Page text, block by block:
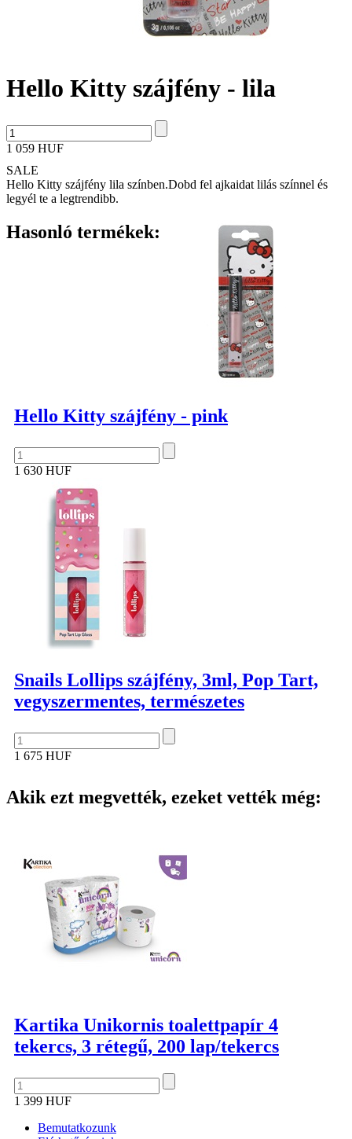
Hello Kitty szájfény - lila
1 059 HUF
SALE
Hello Kitty szájfény lila színben.Dobd fel ajkaidat lilás színnel és
legyél te a legtrendibb.
Hasonló termékek:
Hello Kitty szájfény - pink
1 630 HUF
Snails Lollips szájfény, 3ml, Pop Tart,
vegyszermentes, természetes
1 675 HUF
Akik ezt megvették, ezeket vették még:
Kartika Unikornis toalettpapír 4
tekercs, 3 rétegű, 200 lap/tekercs
1 399 HUF
Bemutatkozunk